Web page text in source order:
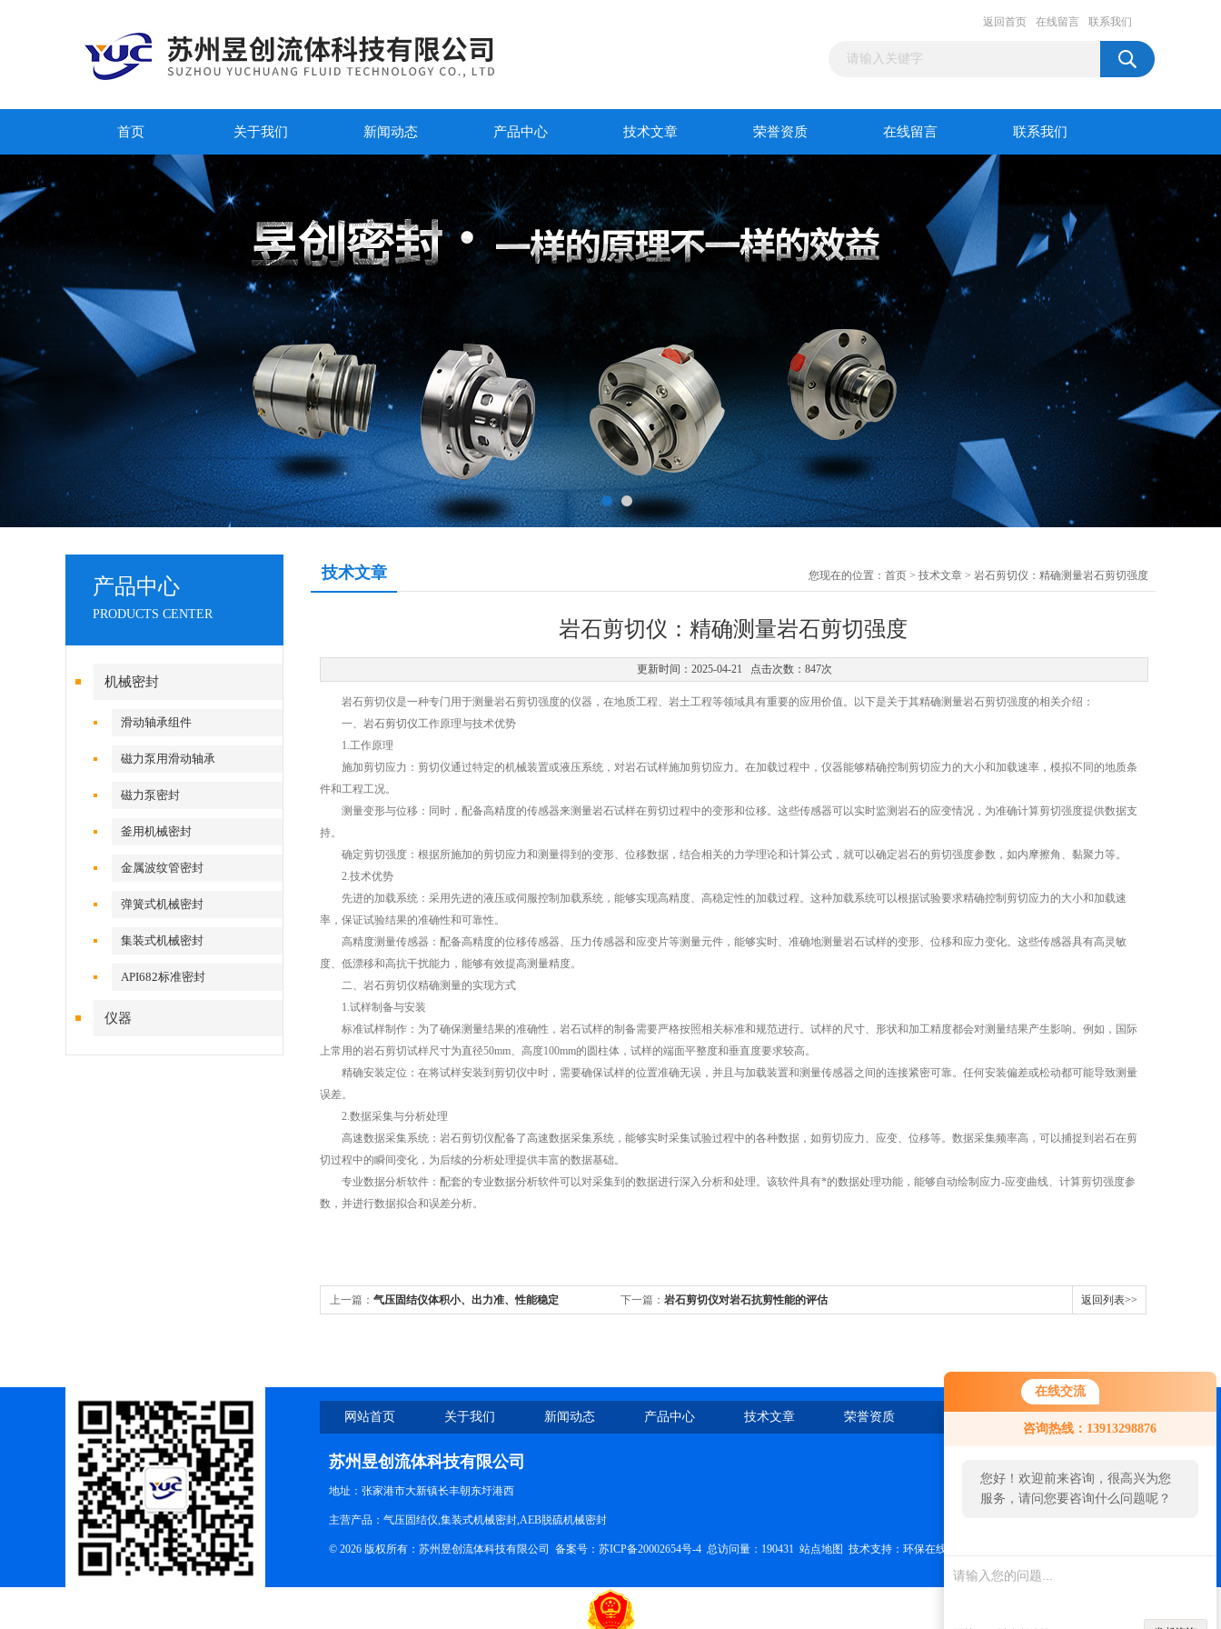
在线交流
咨询热线：13913298876
您好！欢迎前来咨询，很高兴为您
服务，请问您要咨询什么问题呢？
您好，看您停留很久了，是否找到
了需求产品，您可以直接在线与我
返回首页 在线留言 联系我们
首页 关于我们 新闻动态 产品中心 技术文章 荣誉资质 在线留言 联系我们
产品中心
PRODUCTS CENTER
机械密封
滑动轴承组件
磁力泵用滑动轴承
磁力泵密封
釜用机械密封
金属波纹管密封
弹簧式机械密封
集装式机械密封
API682标准密封
仪器
技术文章 您现在的位置： 首页 > 技术文章 > 岩石剪切仪：精确测量岩石剪切强度
岩石剪切仪：精确测量岩石剪切强度
更新时间：2025-04-21 点击次数：847次
岩石剪切仪是一种专门用于测量岩石剪切强度的仪器，在地质工程、岩土工程等领域具有重要的应用价值。以下是关于其精确测量岩石剪切强度的相关介绍：
一、 岩石剪切仪工作原理与技术优势
1.工作原理
施加剪切应力：剪切仪通过特定的机械装置或液压系统，对岩石试样施加剪切应力。在加载过程中，仪器能够精确控制剪切应力的大小和加载速率，模拟不同的地质条
件和工程工况。
测量变形与位移：同时，配备高精度的传感器来测量岩石试样在剪切过程中的变形和位移。这些传感器可以实时监测岩石的应变情况，为准确计算剪切强度提供数据支
持。
确定剪切强度：根据所施加的剪切应力和测量得到的变形、位移数据，结合相关的力学理论和计算公式，就可以确定岩石的剪切强度参数，如内摩擦角、黏聚力等。
2.技术优势
先进的加载系统：采用先进的液压或伺服控制加载系统，能够实现高精度、高稳定性的加载过程。这种加载系统可以根据试验要求精确控制剪切应力的大小和加载速
率，保证试验结果的准确性和可靠性。
高精度测量传感器：配备高精度的位移传感器、压力传感器和应变片等测量元件，能够实时、准确地测量岩石试样的变形、位移和应力变化。这些传感器具有高灵敏
度、低漂移和高抗干扰能力，能够有效提高测量精度。
二、岩石剪切仪精确测量的实现方式
1.试样制备与安装
标准试样制作：为了确保测量结果的准确性，岩石试样的制备需要严格按照相关标准和规范进行。试样的尺寸、形状和加工精度都会对测量结果产生影响。例如，国际
上常用的岩石剪切试样尺寸为直径50mm、高度100mm的圆柱体，试样的端面平整度和垂直度要求较高。
精确安装定位：在将试样安装到剪切仪中时，需要确保试样的位置准确无误，并且与加载装置和测量传感器之间的连接紧密可靠。任何安装偏差或松动都可能导致测量
误差。
2.数据采集与分析处理
高速数据采集系统：岩石剪切仪配备了高速数据采集系统，能够实时采集试验过程中的各种数据，如剪切应力、应变、位移等。数据采集频率高，可以捕捉到岩石在剪
切过程中的瞬间变化，为后续的分析处理提供丰富的数据基础。
专业数据分析软件：配套的专业数据分析软件可以对采集到的数据进行深入分析和处理。该软件具有*的数据处理功能，能够自动绘制应力-应变曲线、计算剪切强度参
数，并进行数据拟合和误差分析。
上一篇： 气压固结仪体积小、出力准、性能稳定 下一篇： 岩石剪切仪对岩石抗剪性能的评估 返回列表>>
网站首页 关于我们 新闻动态 产品中心 技术文章 荣誉资质
苏州昱创流体科技有限公司
地址：张家港市大新镇长丰朝东圩港西
主营产品：气压固结仪,集装式机械密封,AEB脱硫机械密封
© 2026 版权所有：苏州昱创流体科技有限公司 备案号：苏ICP备20002654号-4 总访问量：190431 站点地图 技术支持： 环保在线